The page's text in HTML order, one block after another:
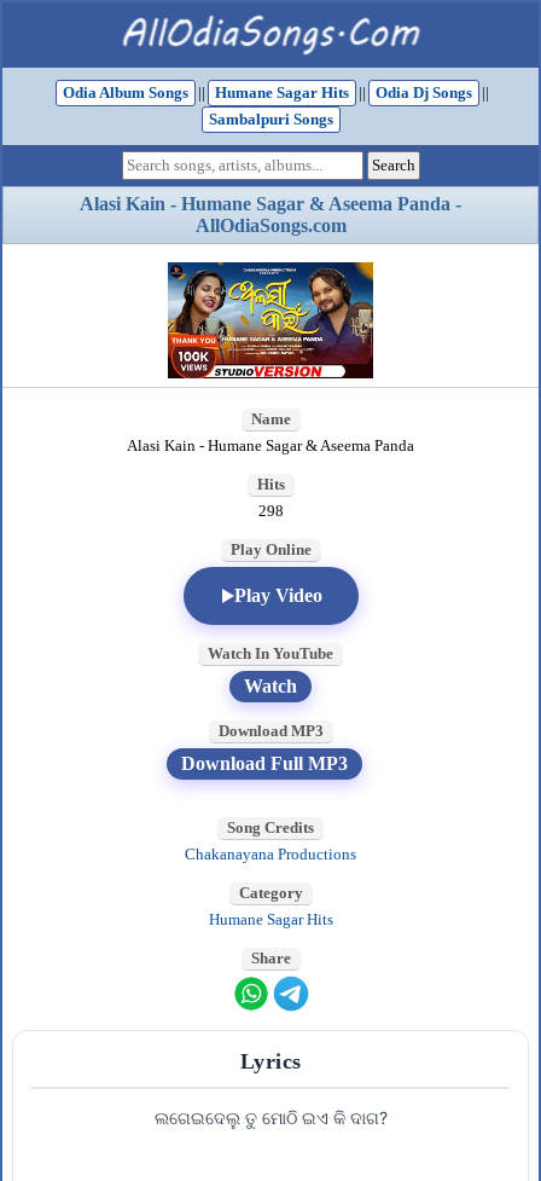
Odia Album Songs || Humane Sagar Hits || Odia Dj Songs
||
Sambalpuri Songs
Alasi Kain - Humane Sagar & Aseema Panda -
AllOdiaSongs.com
Name
Alasi Kain - Humane Sagar & Aseema Panda
Hits
298
Play Online
Play Video
Watch In YouTube
Watch
Download MP3
Download Full MP3
Song Credits
Chakanayana Productions
Category
Humane Sagar Hits
Share
Lyrics
ଲଗେଇଦେଲୁ ତୁ ମୋଠି ଇଏ କି ଦାଗ?